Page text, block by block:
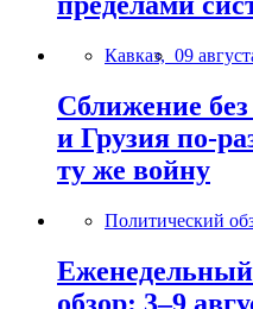
Кавказ, 09
Сближение
и Грузия по-
ту же войну
Политический
обзор: 3–9